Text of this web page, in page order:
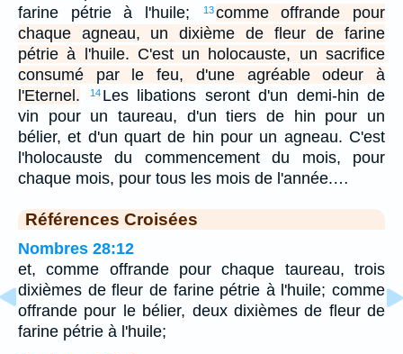
farine pétrie à l'huile;
13comme offrande pour
chaque agneau, un dixième de fleur de farine
pétrie à l'huile. C'est un holocauste, un sacrifice
consumé par le feu, d'une agréable odeur à
l'Eternel.
14 Les libations seront d'un demi-hin de
vin pour un taureau, d'un tiers de hin pour un
bélier, et d'un quart de hin pour un agneau. C'est
l'holocauste du commencement du mois, pour
chaque mois, pour tous les mois de l'année.…
Références Croisées
Nombres 28:12
et, comme offrande pour chaque taureau, trois
dixièmes de fleur de farine pétrie à l'huile; comme
offrande pour le bélier, deux dixièmes de fleur de
farine pétrie à l'huile;